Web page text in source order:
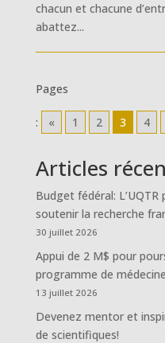
chacun et chacune
abattez...
Pages
: « 1 2 3 4
Articles
Budget fédéral:
soutenir la recherche
30 juillet 2026
Appui de 2 M$ pour
programme de médecine
13 juillet 2026
Devenez mentor et
de scientifiques!